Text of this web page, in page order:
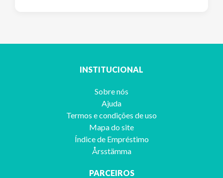
INSTITUCIONAL
Sobre nós
Ajuda
Termos e condições de uso
Mapa do site
Índice de Empréstimo
Årsstämma
PARCEIROS